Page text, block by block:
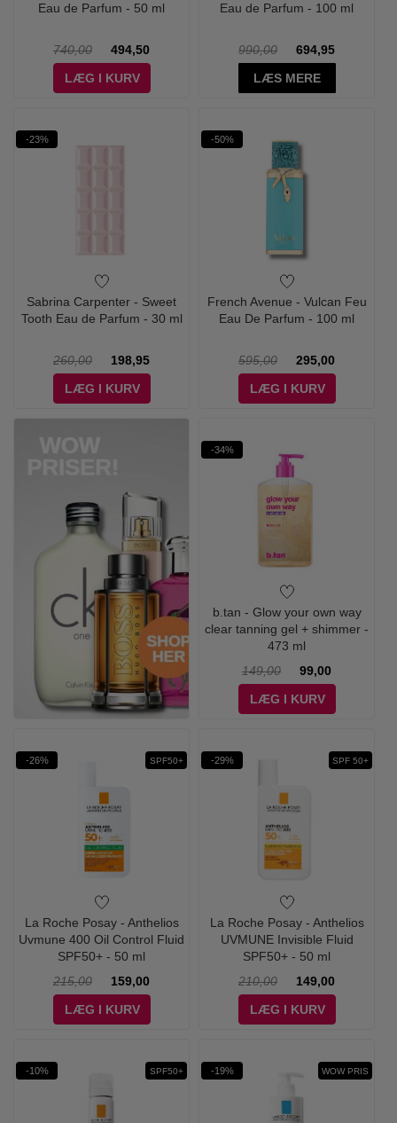
Eau de Parfum - 50 ml
740,00
494,50
LÆG I KURV
Eau de Parfum - 100 ml
990,00
694,95
LÆS MERE
-23%
Sabrina Carpenter - Sweet
Tooth Eau de Parfum - 30 ml
260,00
198,95
LÆG I KURV
-50%
French Avenue - Vulcan Feu
Eau De Parfum - 100 ml
595,00
295,00
LÆG I KURV
-34%
b.tan - Glow your own way
clear tanning gel + shimmer -
473 ml
149,00
99,00
LÆG I KURV
-26% SPF50+
La Roche Posay - Anthelios
Uvmune 400 Oil Control Fluid
SPF50+ - 50 ml
215,00
159,00
LÆG I KURV
-29% SPF 50+
La Roche Posay - Anthelios
UVMUNE Invisible Fluid
SPF50+ - 50 ml
210,00
149,00
LÆG I KURV
-10% SPF50+ -19% WOW PRIS